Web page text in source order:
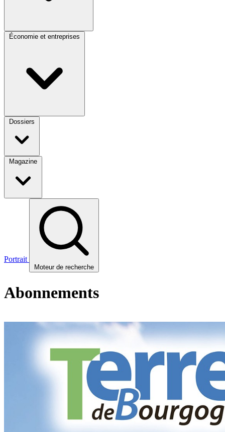
Économie et entreprises
Dossiers
Magazine
Portrait
Moteur de recherche
Abonnements